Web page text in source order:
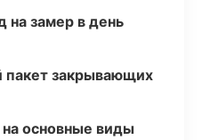
на замер в день
пакет закрывающих
на основные виды